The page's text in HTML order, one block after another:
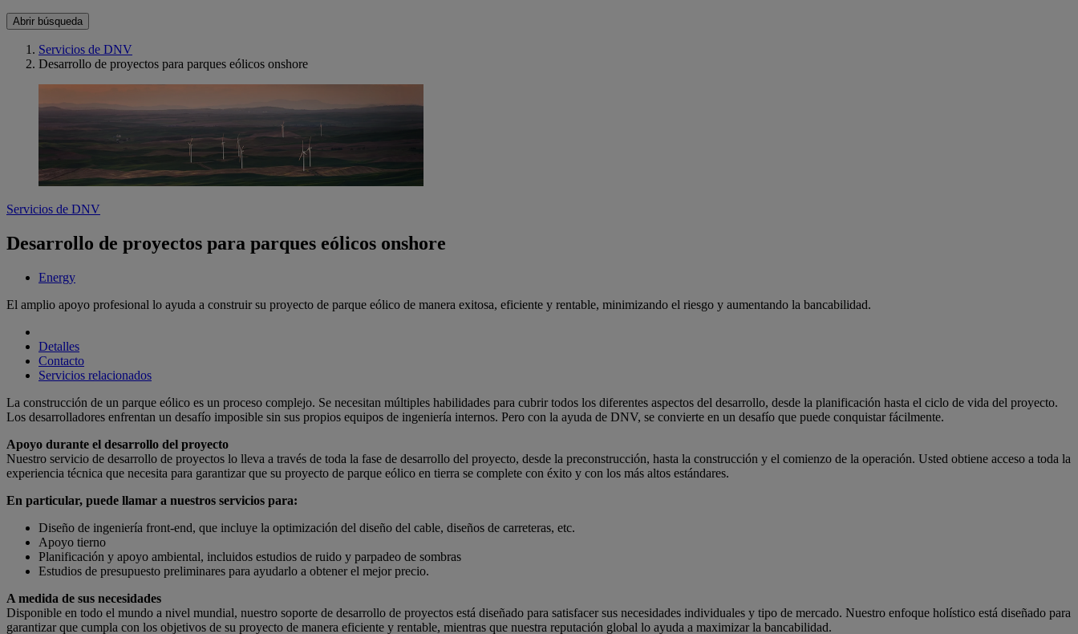
Abrir búsqueda
Servicios de DNV
Desarrollo de proyectos para parques eólicos onshore
Servicios de DNV
Desarrollo de proyectos para parques eólicos onshore
Energy
El amplio apoyo profesional lo ayuda a construir su proyecto de parque eólico de manera exitosa, eficiente y rentable, minimizando el riesgo y aumentando la bancabilidad.
Detalles
Contacto
Servicios relacionados
La construcción de un parque eólico es un proceso complejo. Se necesitan múltiples habilidades para cubrir todos los diferentes aspectos del desarrollo, desde la planificación hasta el ciclo de vida del proyecto.
Los desarrolladores enfrentan un desafío imposible sin sus propios equipos de ingeniería internos. Pero con la ayuda de DNV, se convierte en un desafío que puede conquistar fácilmente.
Apoyo durante el desarrollo del proyecto
Nuestro servicio de desarrollo de proyectos lo lleva a través de toda la fase de desarrollo del proyecto, desde la preconstrucción, hasta la construcción y el comienzo de la operación. Usted obtiene acceso a toda la
experiencia técnica que necesita para garantizar que su proyecto de parque eólico en tierra se complete con éxito y con los más altos estándares.
En particular, puede llamar a nuestros servicios para:
Diseño de ingeniería front-end, que incluye la optimización del diseño del cable, diseños de carreteras, etc.
Apoyo tierno
Planificación y apoyo ambiental, incluidos estudios de ruido y parpadeo de sombras
Estudios de presupuesto preliminares para ayudarlo a obtener el mejor precio.
A medida de sus necesidades
Disponible en todo el mundo a nivel mundial, nuestro soporte de desarrollo de proyectos está diseñado para satisfacer sus necesidades individuales y tipo de mercado. Nuestro enfoque holístico está diseñado para
garantizar que cumpla con los objetivos de su proyecto de manera eficiente y rentable, mientras que nuestra reputación global lo ayuda a maximizar la bancabilidad.